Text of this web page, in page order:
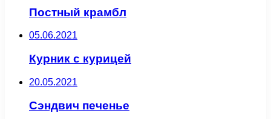
Постный крамбл
05.06.2021
Курник с курицей
20.05.2021
Сэндвич печенье